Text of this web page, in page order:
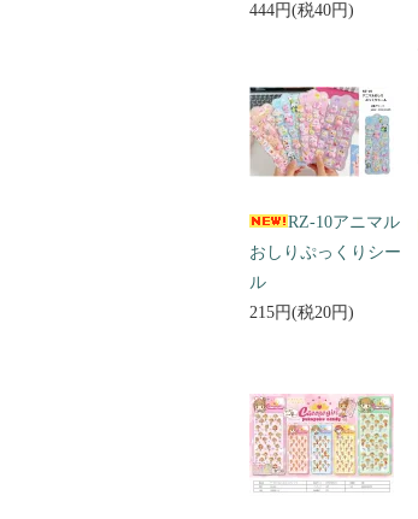
444円(税40円)
RZ-10アニマル
おしりぷっくりシー
ル
215円(税20円)